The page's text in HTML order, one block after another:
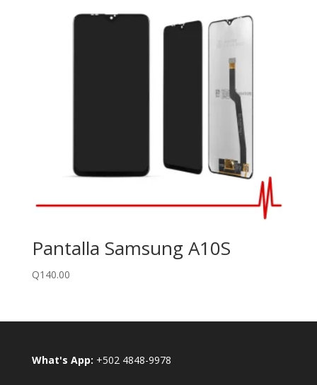
Pantalla Samsung A10S
Q140.00
What's App: +502 4848-9978